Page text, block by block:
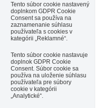
Tento súbor cookie nastavený
doplnkom GDPR Cookie
Consent sa používa na
zaznamenanie súhlasu
používateľa s cookies v
kategórii „Reklamné“.
Tento súbor cookie nastavuje
doplnok GDPR Cookie
Consent. Súbor cookie sa
používa na uloženie súhlasu
používateľa pre súbory
cookie v kategórii
„Analytické“.